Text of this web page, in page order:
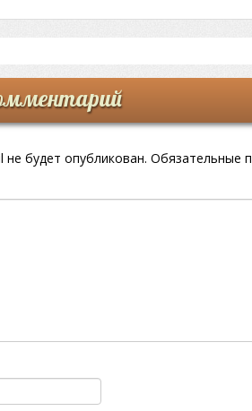
будет опубликован. Обязательные